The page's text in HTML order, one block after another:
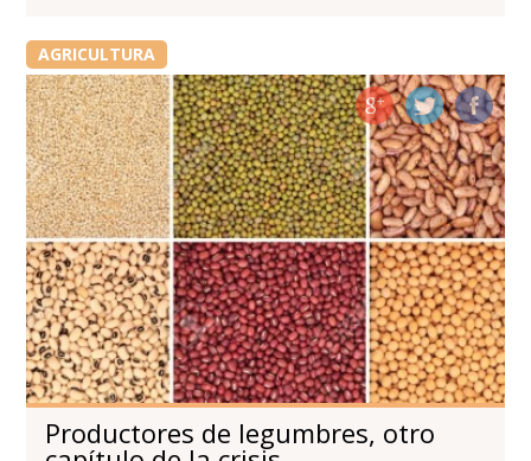
AGRICULTURA
Productores de legumbres, otro